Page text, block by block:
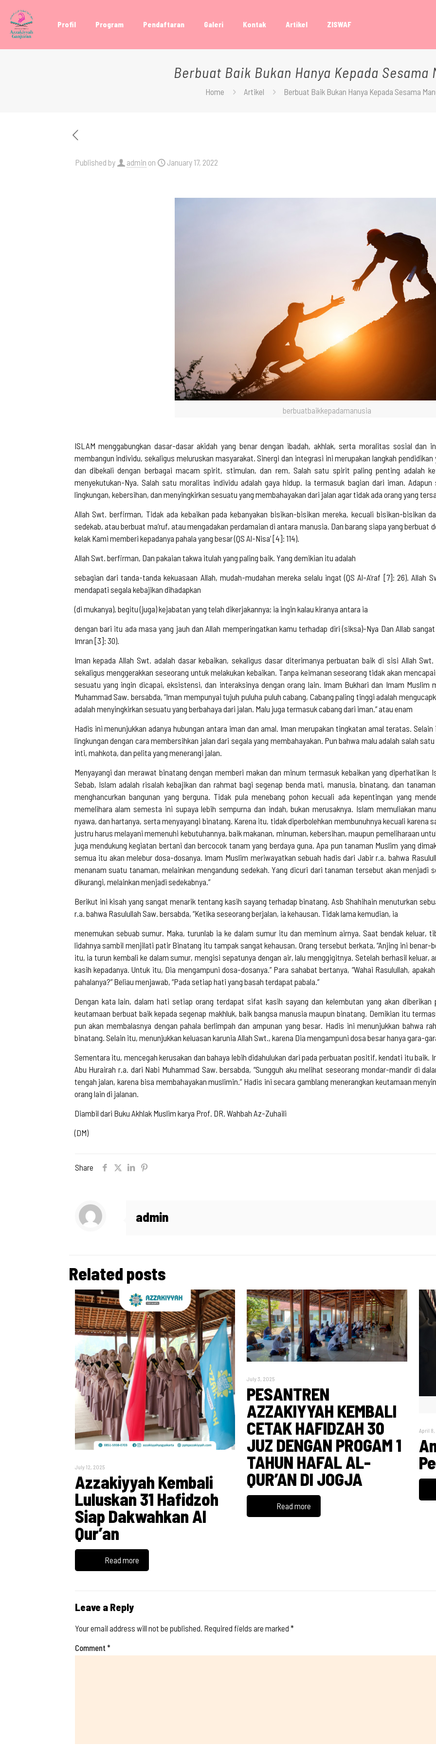
Profil Program Pendaftaran Galeri Kontak Artikel ZISWAF
Berbuat Baik Bukan Hanya Kepada Sesama
Home Artikel Berbuat Baik Bukan Hanya Kepada Sesama
Published by admin on January 17, 2022
berbuatbaikkepadamanusia
ISLAM menggabungkan dasar-dasar akidah yang benar dengan ibadah, akhlak, serta moralitas sosial dan
membangun individu, sekaligus meluruskan masyarakat. Sinergi dan integrasi ini merupakan langkah
dan dibekali dengan berbagai macam spirit, stimulan, dan rem. Salah satu spirit paling penting adalah
menyekutukan-Nya. Salah satu moralitas individu adalah gaya hidup. Ia termasuk bagian dari iman.
lingkungan, kebersihan, dan menyingkirkan sesuatu yang membahayakan dari jalan agar tidak ada orang yang
Allah Swt. berfirman, Tidak ada kebaikan pada kebanyakan bisikan-bisikan mereka, kecuali bisikan-bisikan
sedekab, atau berbuat ma’ruf, atau mengadakan perdamaian di antara manusia. Dan barang siapa yang berbuat
kelak Kami memberi kepadanya pahala yang besar (QS Al-Nisa’ [4]: 114).
Allah Swt. berfirman, Dan pakaian takwa itulah yang paling baik. Yang demikian itu adalah
sebagian dari tanda-tanda kekuasaan Allah, mudah-mudahan mereka selalu ingat (QS Al-A’raf [7]: 26).
mendapati segala kebajikan dihadapkan
(di mukanya), begitu (juga) kejabatan yang telah dikerjakannya; ia ingin kalau kiranya antara ia
dengan bari itu ada masa yang jauh dan Allah memperingatkan kamu terhadap diri (siksa)-Nya Dan Allab
Imran [3]: 30).
Iman kepada Allah Swt. adalah dasar kebaikan, sekaligus dasar diterimanya perbuatan baik di sisi Allah
sekaligus menggerakkan seseorang untuk melakukan kebaikan. Tanpa keimanan seseorang tidak akan
sesuatu yang ingin dicapai, eksistensi, dan interaksinya dengan orang lain. Imam Bukhari dan Imam Muslim
Muhammad Saw. bersabda, “Iman mempunyai tujuh puluha puluh cabang, Cabang paling tinggi adalah
adalah menyingkirkan sesuatu yang berbahaya dari jalan. Malu juga termasuk cabang dari iman.” atau enam
Hadis ini menunjukkan adanya hubungan antara iman dan amal. Iman merupakan tingkatan amal teratas.
lingkungan dengan cara membersihkan jalan dari segala yang membahayakan. Pun bahwa malu adalah salah
inti, mahkota, dan pelita yang menerangi jalan.
Menyayangi dan merawat binatang dengan memberi makan dan minum termasuk kebaikan yang diperhatikan
Sebab, Islam adalah risalah kebajikan dan rahmat bagi segenap benda mati, manusia, binatang, dan
menghancurkan bangunan yang berguna. Tidak pula menebang pohon kecuali ada kepentingan yang
memelihara alam semesta ini supaya lebih sempurna dan indah, bukan merusaknya. Islam memuliakan
nyawa, dan hartanya, serta menyayangi binatang. Karena itu, tidak diperbolehkan membunuhnya kecuali karena
justru harus melayani memenuhi kebutuhannya, baik makanan, minuman, kebersihan, maupun pemeliharaan
juga mendukung kegiatan bertani dan bercocok tanam yang berdaya guna. Apa pun tanaman Muslim yang
semua itu akan melebur dosa-dosanya. Imam Muslim meriwayatkan sebuah hadis dari Jabir r.a. bahwa
menanam suatu tanaman, melainkan mengandung sedekah. Yang dicuri dari tanaman tersebut akan menjadi
dikurangi, melainkan menjadi sedekabnya.”
Berikut ini kisah yang sangat menarik tentang kasih sayang terhadap binatang. Asb Shahihain menuturkan
r.a. bahwa Rasulullah Saw. bersabda, “Ketika seseorang berjalan, ia kehausan. Tidak lama kemudian, ia
menemukan sebuab sumur. Maka, turunlab ia ke dalam sumur itu dan meminum airnya. Saat bendak keluar,
lidahnya sambil menjilati patir Binatang itu tampak sangat kehausan. Orang tersebut berkata, “Anjing ini benar-
itu, ia turun kembali ke dalam sumur, mengisi sepatunya dengan air, lalu menggigitnya. Setelah berhasil keluar,
kasih kepadanya. Untuk itu, Dia mengampuni dosa-dosanya.” Para sahabat bertanya, “Wahai Rasulullah,
pahalanya?” Beliau menjawab, “Pada setiap hati yang basah terdapat pabala.”
Dengan kata lain, dalam hati setiap orang terdapat sifat kasih sayang dan kelembutan yang akan diberikan
keutamaan berbuat baik kepada segenap makhluk, baik bangsa manusia maupun binatang. Demikian itu
pun akan membalasnya dengan pahala berlimpah dan ampunan yang besar. Hadis ini menunjukkan bahwa
binatang. Selain itu, menunjukkan keluasan karunia Allah Swt., karena Dia mengampuni dosa besar hanya gara-
Sementara itu, mencegah kerusakan dan bahaya lebih didahulukan dari pada perbuatan positif, kendati itu baik.
Abu Hurairah r.a. dari Nabi Muhammad Saw. bersabda, “Sungguh aku melihat seseorang mondar-mandir di
tengah jalan, karena bisa membahayakan muslimin.” Hadis ini secara gamblang menerangkan keutamaan
orang lain di jalanan.
Diambil dari Buku Akhlak Muslim karya Prof. DR. Wahbah Az-Zuhaili
(DM)
Share
admin
Related posts
July 12, 2025
Azzakiyyah Kembali
Luluskan 31 Hafidzoh
Siap Dakwahkan Al
Qur’an
Read more
July 3, 2025
PESANTREN
AZZAKIYYAH KEMBALI
CETAK HAFIDZAH 30
JUZ DENGAN PROGAM 1
TAHUN HAFAL AL-
QUR’AN DI JOGJA
Read more
April
Leave a Reply
Your email address will not be published. Required fields are marked *
Comment*